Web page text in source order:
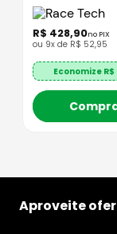
R$ 428,90no PIX
ou 9x de R$ 52,95
Economize R$
Aproveite